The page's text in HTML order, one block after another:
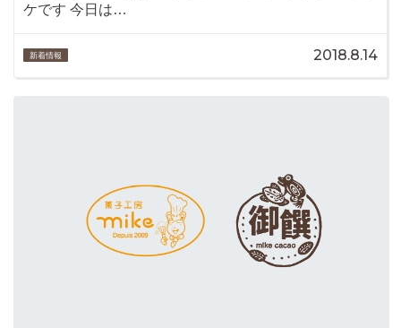
ケです 今日は…
新着情報 2018.8.14